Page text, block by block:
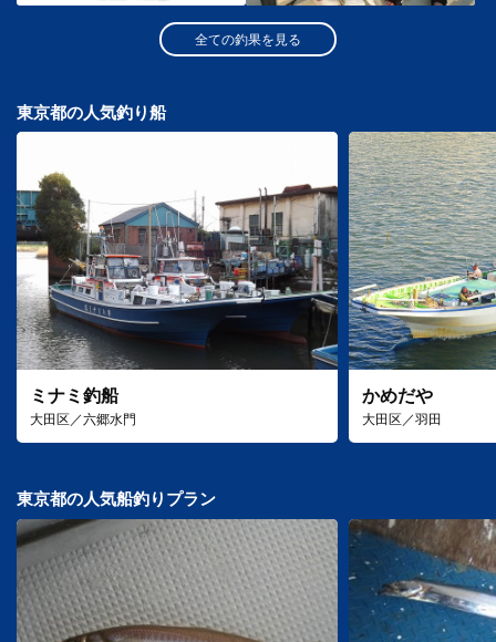
全ての釣果を見る
東京都の人気釣り船
ミナミ釣船
大田区／六郷水門
かめだや
大田区／羽田
東京都の人気船釣りプラン